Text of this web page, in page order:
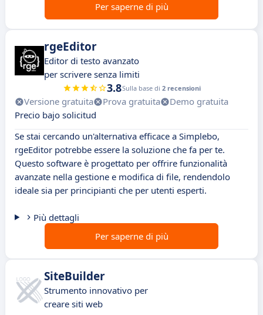
Per saperne di più
rgeEditor
Editor di testo avanzato
per scrivere senza limiti
3.8Sulla base di 2 recensioni
Versione gratuita Prova gratuita
Demo gratuita
Precio bajo solicitud
Se stai cercando un'alternativa efficace a Simplebo,
rgeEditor potrebbe essere la soluzione che fa per te.
Questo software è progettato per offrire funzionalità
avanzate nella gestione e modifica di file, rendendolo
ideale sia per principianti che per utenti esperti.
Più dettagli
Per saperne di più
SiteBuilder
Strumento innovativo per
creare siti web